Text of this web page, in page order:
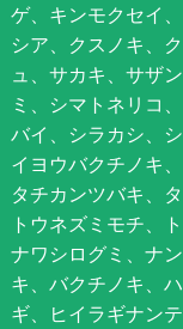
ゲ、キンモクセイ
シア、クスノキ、
ュ、サカキ、サザ
ミ、シマトネリコ
バイ、シラカシ、
イヨウバクチノキ
タチカンツバキ、
トウネズミモチ、
ナワシログミ、ナ
キ、バクチノキ、
ギ、ヒイラギナン